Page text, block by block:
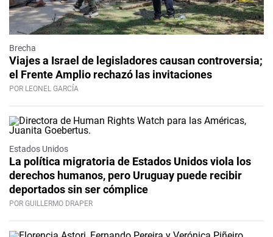
Brecha
Viajes a Israel de legisladores causan controversia;
el Frente Amplio rechazó las invitaciones
POR LEONEL GARCÍA
Estados Unidos
La política migratoria de Estados Unidos viola los
derechos humanos, pero Uruguay puede recibir
deportados sin ser cómplice
POR GUILLERMO DRAPER